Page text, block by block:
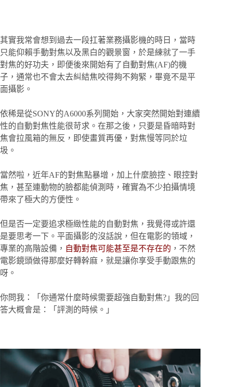
其實我常會想到過去一段扛著業務攝影機的時日，當時
只能仰賴手動對焦以及黑白的觀景窗，於是練就了一手
對焦的好功夫，即便後來開始有了自動對焦(AF)的機
子，通常也不會太去糾結焦咬得夠不夠緊，畢竟不是平
面攝影。
依稀是從SONY的A6000系列開始，大家突然開始對連續
性的自動對焦性能很苛求。在那之後，只要是昏暗時對
焦會拉風箱的無反，即使畫質再優，對焦慢等同於垃
圾。
當然啦，近年AF的對焦點暴增，加上什麼臉控、眼控對
焦，甚至連動物的臉都能偵測時，確實為不少拍攝情境
帶來了極大的方便性。
但是否一定要追求極緻性能的自動對焦，我覺得或許還
是要思考一下。平面攝影的沒話說，但在電影的領域，
專業的高階設備， 自動對焦可能甚至是不存在的 ，不然
電影鏡頭做得那麼好轉幹麻，就是讓你享受手動跟焦的
呀。
你問我：「你通常什麼時候需要超強自動對焦?」我的回
答大概會是：「評測的時候。」